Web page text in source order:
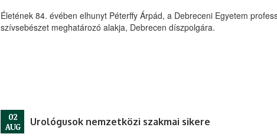
Életének 84. évében elhunyt Péterffy Árpád, a Debreceni Egyetem
szívsebészet meghatározó alakja, Debrecen díszpolgára.
02
AUG
Urológusok nemzetközi szakmai sikere